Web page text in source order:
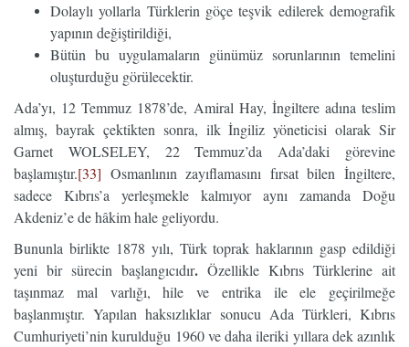
Dolaylı yollarla Türklerin göçe teşvik edilerek demografik
yapının değiştirildiği,
Bütün bu uygulamaların günümüz sorunlarının temelini
oluşturduğu görülecektir.
Ada’yı, 12 Temmuz 1878’de, Amiral Hay, İngiltere adına teslim
almış, bayrak çektikten sonra, ilk İngiliz yöneticisi olarak Sir
Garnet WOLSELEY, 22 Temmuz’da Ada’daki görevine
başlamıştır.[33] Osmanlının zayıflamasını fırsat bilen İngiltere,
sadece Kıbrıs’a yerleşmekle kalmıyor aynı zamanda Doğu
Akdeniz’e de hâkim hale geliyordu.
Bununla birlikte 1878 yılı, Türk toprak haklarının gasp edildiği
yeni bir sürecin başlangıcıdır. Özellikle Kıbrıs Türklerine ait
taşınmaz mal varlığı, hile ve entrika ile ele geçirilmeğe
başlanmıştır. Yapılan haksızlıklar sonucu Ada Türkleri, Kıbrıs
Cumhuriyeti’nin kurulduğu 1960 ve daha ileriki yıllara dek azınlık